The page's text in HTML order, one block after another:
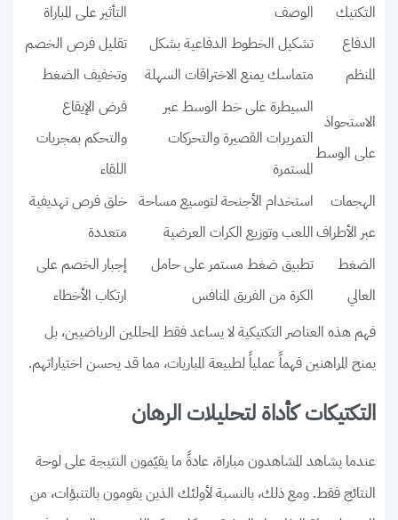
التكتيك الوصف
التأثير على المباراة
الدفاع
المنظم
تشكيل الخطوط الدفاعية بشكل
متماسك يمنع الاختراقات السهلة
تقليل فرص الخصم
وتخفيف الضغط
الاستحواذ
على الوسط
السيطرة على خط الوسط عبر
التمريرات القصيرة والتحركات
المستمرة
فرض الإيقاع
والتحكم بمجريات
اللقاء
الهجمات
عبر الأطراف
استخدام الأجنحة لتوسيع مساحة
اللعب وتوزيع الكرات العرضية
خلق فرص تهديفية
متعددة
الضغط
العالي
تطبيق ضغط مستمر على حامل
الكرة من الفريق المنافس
إجبار الخصم على
ارتكاب الأخطاء
فهم هذه العناصر التكتيكية لا يساعد فقط المحللين الرياضيين، بل
يمنح المراهنين فهماً عملياً لطبيعة المباريات، مما قد يحسن اختياراتهم.
التكتيكات كأداة لتحليلات الرهان
عندما يشاهد المشاهدون مباراة، عادةً ما يقيّمون النتيجة على لوحة
النتائج فقط. ومع ذلك، بالنسبة لأولئك الذين يقومون بالتنبؤات، من